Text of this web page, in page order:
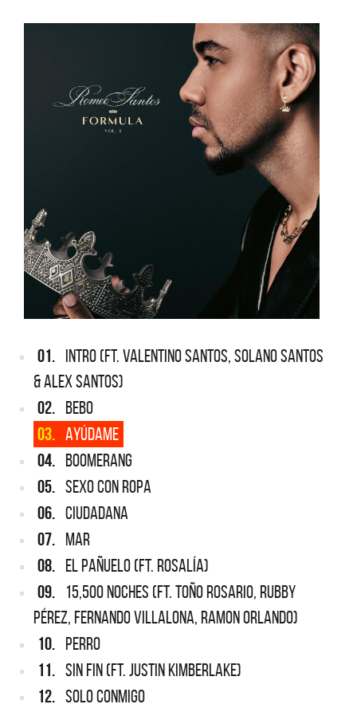
01. INTRO (FT. VALENTINO SANTOS, SOLANO SANTOS
& ALEX SANTOS)
02. BEBO
03. AYÚDAME
04. BOOMERANG
05. SEXO CON ROPA
06. CIUDADANA
07. MAR
08. EL PAÑUELO (FT. ROSALÍA)
09. 15,500 NOCHES (FT. TOÑO ROSARIO, RUBBY
PÉREZ, FERNANDO VILLALONA, RAMON ORLANDO)
10. PERRO
11. SIN FIN (FT. JUSTIN KIMBERLAKE)
12. SOLO CONMIGO